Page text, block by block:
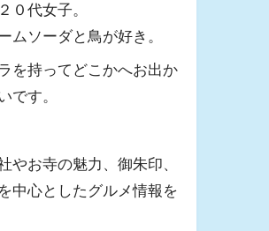
０代女子。
ムソーダと鳥が好き。
を持ってどこかへお出か
です。
やお寺の魅力、御朱印、
中心としたグルメ情報を